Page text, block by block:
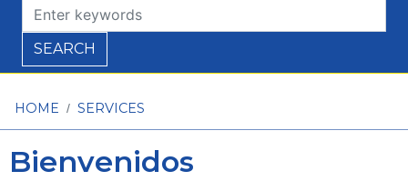
HOME SERVICES
Bienvenidos